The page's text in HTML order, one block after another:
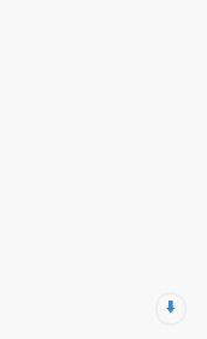
⬇️